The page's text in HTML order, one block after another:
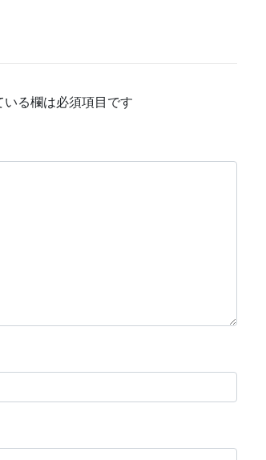
いる欄は必須項目です